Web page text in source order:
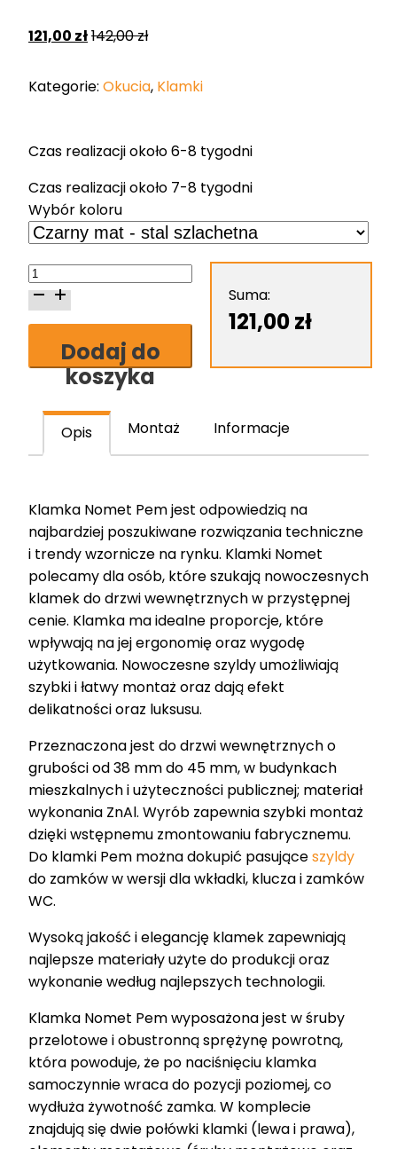
121,00 zł142,00zł
Kategorie: Okucia, Klamki
Czas realizacji około 6-8 tygodni
Czas realizacji około 7-8 tygodni
Wybór koloru
ilość
Klamka
Nomet
czarny
szlachetna
120.P61-
G8
Dodaj do
koszyka
Suma:
121,00zł
Opis Montaż Informacje
Klamka Nomet Pem jest odpowiedzią na
najbardziej poszukiwane rozwiązania techniczne
i trendy wzornicze na rynku. Klamki Nomet
polecamy dla osób, które szukają nowoczesnych
klamek do drzwi wewnętrznych w przystępnej
cenie. Klamka ma idealne proporcje, które
wpływają na jej ergonomię oraz wygodę
użytkowania. Nowoczesne szyldy umożliwiają
szybki i łatwy montaż oraz dają efekt
delikatności oraz luksusu.
Przeznaczona jest do drzwi wewnętrznych o
grubości od 38 mm do 45 mm, w budynkach
mieszkalnych i użyteczności publicznej; materiał
wykonania ZnAl. Wyrób zapewnia szybki montaż
dzięki wstępnemu zmontowaniu fabrycznemu.
Do klamki Pem można dokupić pasująceszyldy
do zamków w wersji dla wkładki, klucza i zamków
WC.
Wysoką jakość i elegancję klamek zapewniają
najlepsze materiały użyte do produkcji oraz
wykonanie według najlepszych technologii.
Klamka Nomet Pem wyposażona jest w śruby
przelotowe i obustronną sprężynę powrotną,
która powoduje, że po naciśnięciu klamka
samoczynnie wraca do pozycji poziomej, co
wydłuża żywotność zamka. W komplecie
znajdują się dwie połówki klamki (lewa i prawa),